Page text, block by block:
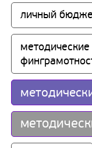
личный